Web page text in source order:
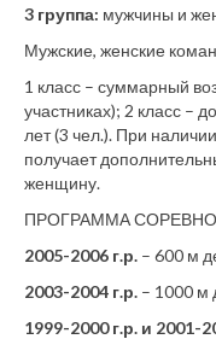
3 группа: мужчины и
Мужские, женские
1 класс – суммарный
участниках); 2 класс –
лет (3 чел.). При
получает
женщину.
ПРОГРАММА
2005-2006 г.р. – 600 м
2003-2004 г.р. – 1000 м
1999-2000 г.р. и 2001-